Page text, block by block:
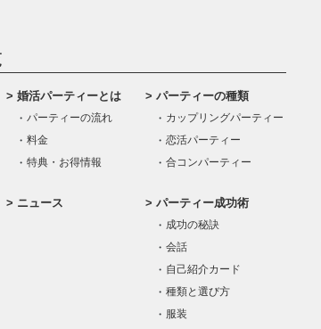
婚活パーティーとは
パーティーの流れ
料金
特典・お得情報
パーティーの種類
カップリングパーティー
恋活パーティー
合コンパーティー
ニュース パーティー成功術
成功の秘訣
会話
自己紹介カード
種類と選び方
服装